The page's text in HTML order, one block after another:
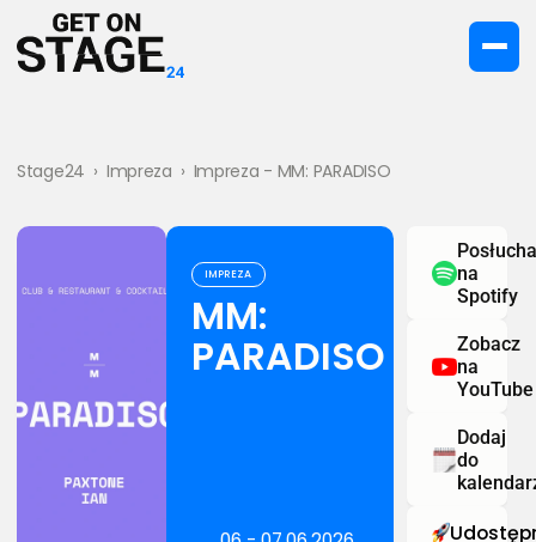
Stage24 › Impreza › Impreza - MM: PARADISO
IMPREZA
MM:
PARADISO
na
Spotify
Zobacz
na
YouTube
Dodaj
do